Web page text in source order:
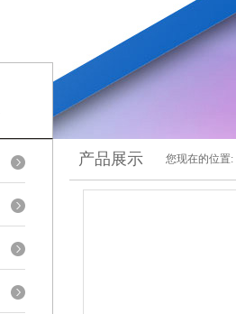
产品展示 您现在的位置: